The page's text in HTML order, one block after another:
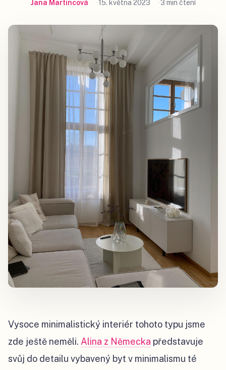
Jana Martincová 15. května 2023 3 min čtení
Vysoce minimalistický interiér tohoto typu jsme
zde ještě neměli. Alina z Německa představuje
svůj do detailu vybavený byt v minimalismu té